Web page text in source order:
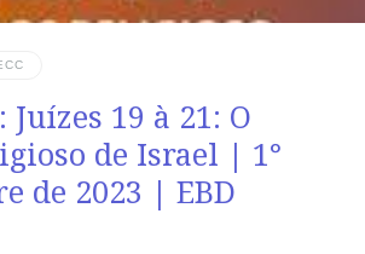
Juízes 19 à 21: O
de Israel | 1°
de 2023 | EBD